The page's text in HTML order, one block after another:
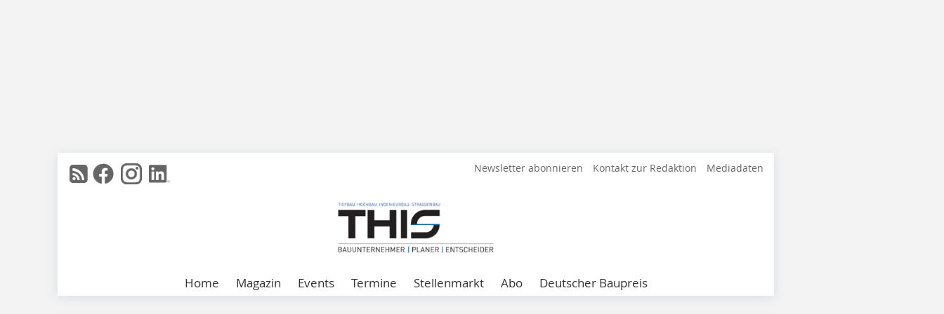
Newsletter abonnieren Kontakt zur Redaktion Mediadaten
Home Magazin Events Termine Stellenmarkt Abo Deutscher Baupreis